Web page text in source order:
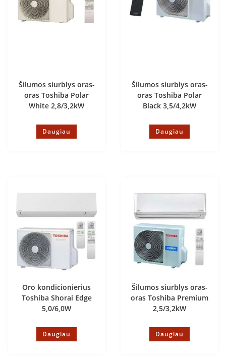
Šilumos siurblys oras-
oras Toshiba Polar
White 2,8/3,2kW
Daugiau
Šilumos siurblys oras-
oras Toshiba Polar
Black 3,5/4,2kW
Daugiau
Oro kondicionierius
Toshiba Shorai Edge
5,0/6,0W
Daugiau
Šilumos siurblys oras-
oras Toshiba Premium
2,5/3,2kW
Daugiau